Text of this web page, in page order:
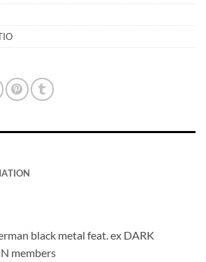
black metal feat. ex DARK
members